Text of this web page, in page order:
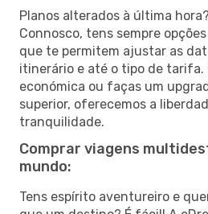
Planos alterados à última
Connosco, tens sempre
que te permitem ajustar as
itinerário e até o tipo de tarifa.
económica ou faças um
superior, oferecemos a
tranquilidade.
Comprar viagens
mundo:
Tens espírito aventureiro e